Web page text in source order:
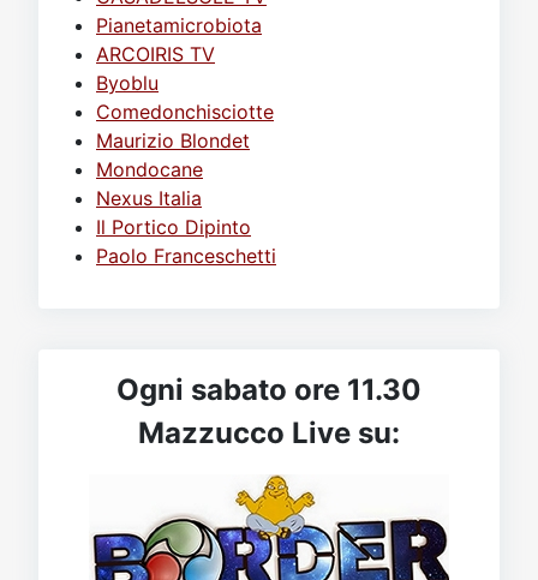
Pianetamicrobiota
ARCOIRIS TV
Byoblu
Comedonchisciotte
Maurizio Blondet
Mondocane
Nexus Italia
Il Portico Dipinto
Paolo Franceschetti
Ogni sabato ore 11.30
Mazzucco Live su: